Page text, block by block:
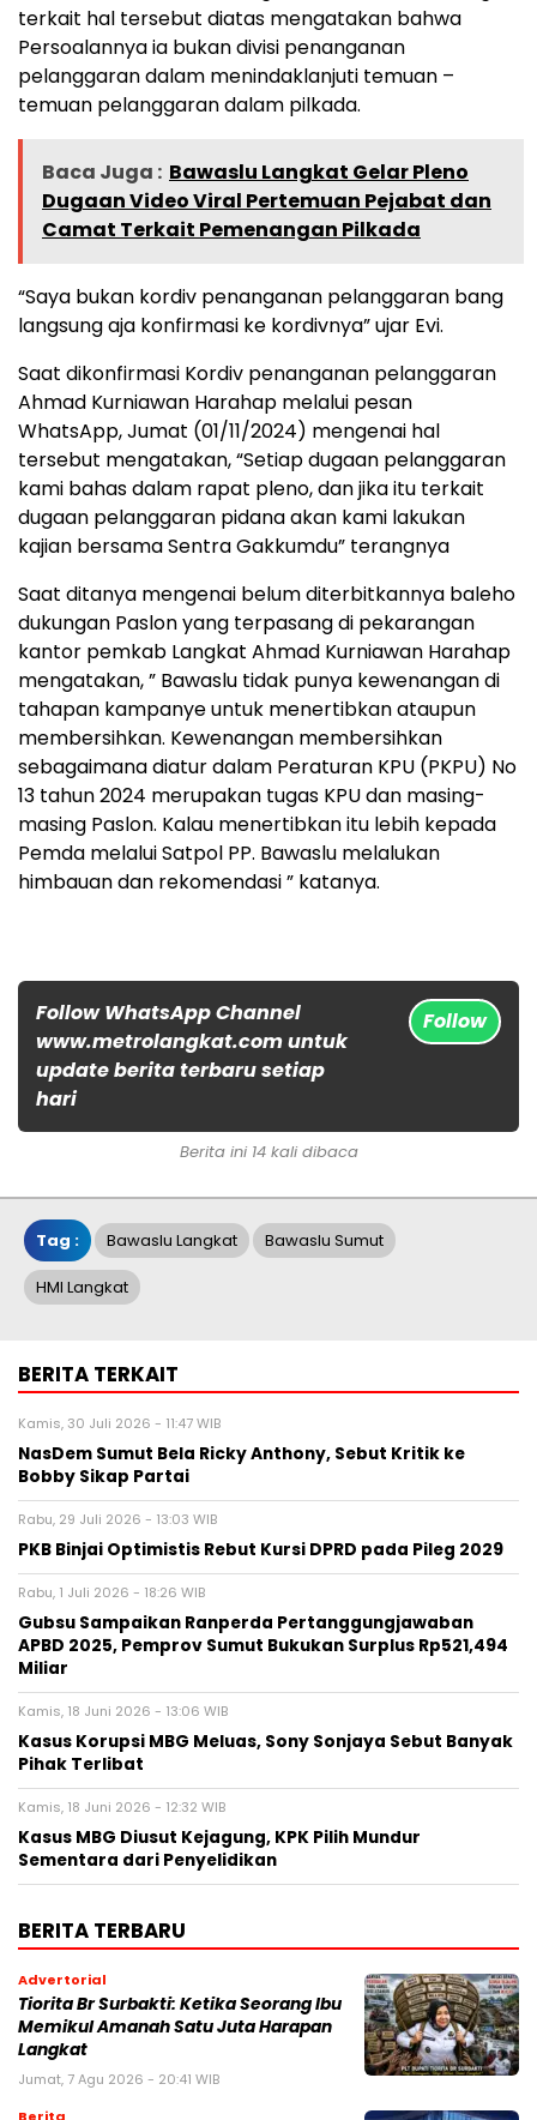
terkait hal tersebut diatas mengatakan bahwa
Persoalannya ia bukan divisi penanganan
pelanggaran dalam menindaklanjuti temuan –
temuan pelanggaran dalam pilkada.
Baca Juga : Bawaslu Langkat Gelar Pleno
Dugaan Video Viral Pertemuan Pejabat dan
Camat Terkait Pemenangan Pilkada
“Saya bukan kordiv penanganan pelanggaran bang
langsung aja konfirmasi ke kordivnya” ujar Evi.
Saat dikonfirmasi Kordiv penanganan pelanggaran
Ahmad Kurniawan Harahap melalui pesan
WhatsApp, Jumat (01/11/2024) mengenai hal
tersebut mengatakan, “Setiap dugaan pelanggaran
kami bahas dalam rapat pleno, dan jika itu terkait
dugaan pelanggaran pidana akan kami lakukan
kajian bersama Sentra Gakkumdu” terangnya
Saat ditanya mengenai belum diterbitkannya baleho
dukungan Paslon yang terpasang di pekarangan
kantor pemkab Langkat Ahmad Kurniawan Harahap
mengatakan, ” Bawaslu tidak punya kewenangan di
tahapan kampanye untuk menertibkan ataupun
membersihkan. Kewenangan membersihkan
sebagaimana diatur dalam Peraturan KPU (PKPU) No
13 tahun 2024 merupakan tugas KPU dan masing-
masing Paslon. Kalau menertibkan itu lebih kepada
Pemda melalui Satpol PP. Bawaslu melalukan
himbauan dan rekomendasi ” katanya.
Follow WhatsApp Channel
www.metrolangkat.com untuk
update berita terbaru setiap
hari
Follow
Berita ini 14 kali dibaca
Tag : Bawaslu Langkat Bawaslu Sumut
HMI Langkat
BERITA TERKAIT
Kamis, 30 Juli 2026 - 11:47 WIB
NasDem Sumut Bela Ricky Anthony, Sebut Kritik ke
Bobby Sikap Partai
Rabu, 29 Juli 2026 - 13:03 WIB
PKB Binjai Optimistis Rebut Kursi DPRD pada Pileg 2029
Rabu, 1 Juli 2026 - 18:26 WIB
Gubsu Sampaikan Ranperda Pertanggungjawaban
APBD 2025, Pemprov Sumut Bukukan Surplus Rp521,494
Miliar
Kamis, 18 Juni 2026 - 13:06 WIB
Kasus Korupsi MBG Meluas, Sony Sonjaya Sebut Banyak
Pihak Terlibat
Kamis, 18 Juni 2026 - 12:32 WIB
Kasus MBG Diusut Kejagung, KPK Pilih Mundur
Sementara dari Penyelidikan
BERITA TERBARU
Advertorial
Tiorita Br Surbakti: Ketika Seorang Ibu
Memikul Amanah Satu Juta Harapan
Langkat
Jumat, 7 Agu 2026 - 20:41 WIB
Berita